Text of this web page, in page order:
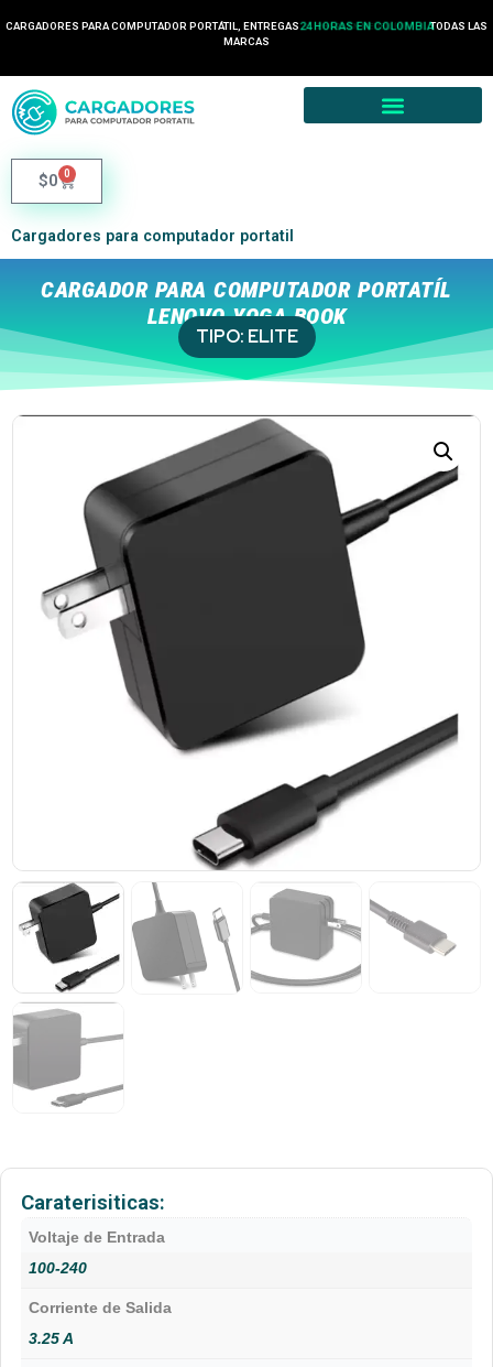
CARGADORES PARA COMPUTADOR PORTÁTIL, ENTREGAS 24 HORAS EN COLOMBIATODAS LAS
MARCAS
$0 0
Cargadores para computador portatil
CARGADOR PARA COMPUTADOR PORTATÍL
LENOVO YOGA BOOK
TIPO: ELITE
Caraterisiticas:
Voltaje de Entrada
100-240
Corriente de Salida
3.25 A